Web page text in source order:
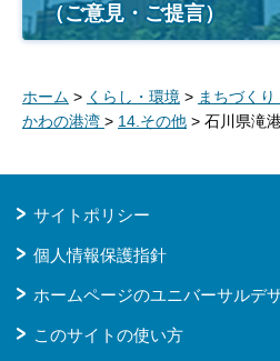
（ご意見・ご提言）
ホーム > くらし・環境 > まちづくり
かわの港湾 > 14.その他 > 石川県滝
サイトポリシー
個人情報保護指針
ホームページのユニバーサルデ
このサイトの使い方